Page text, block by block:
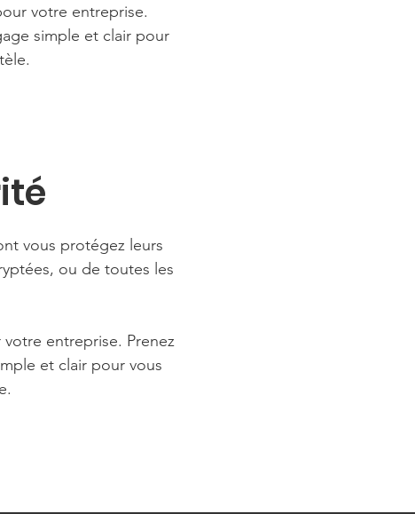
votre entreprise.
simple et clair pour
vous protégez leurs
ou de toutes les
entreprise. Prenez
et clair pour vous